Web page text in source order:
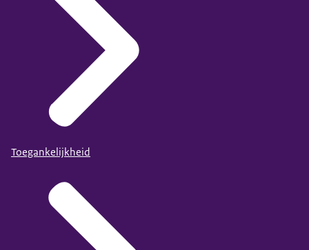
Toegankelijkheid